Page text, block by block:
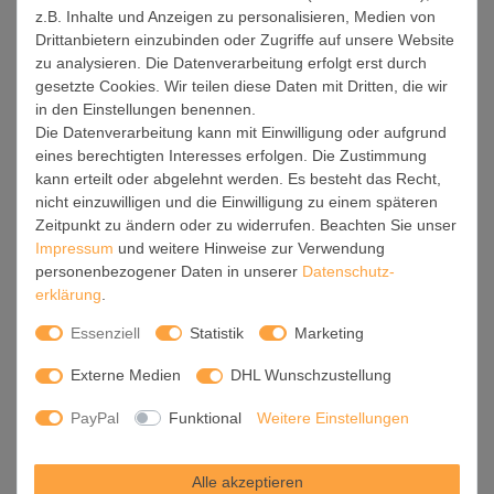
Der Aufbau Ihrer banjado Lichtdecke gestaltet sich
unkompliziert, dank einer verständlichen Anleitung, die Ihnen
Schritt für Schritt durch den Montageprozess hilft.
Für die endgültige Installation und den sicheren Anschluss
empfehlen wir die Hinzuziehung eines Fachmanns, um die
optimale Funktion und Sicherheit Ihrer Beleuchtung zu
gewährleisten.
Falls Sie einen Fachmann für die Installation benötigen, geben
Sie uns gern Bescheid, wir vermitteln Ihnen gern einen
geeigneten Ansprechpartner aus Ihrer Nähe.
Steuerung:
Steigern Sie Ihr Beleuchtungserlebnis mit der nahtlosen
SmartLife App, Alexa und Google Assistant wird Ihr
fungiert hierbei sozusagen als Fernbedienung.
z.B. Inhalte und Anzeigen zu personalisieren, Medien von
Drittanbietern einzubinden oder Zugriffe auf unsere Website
zu analysieren. Die Datenverarbeitung erfolgt erst durch
gesetzte Cookies. Wir teilen diese Daten mit Dritten, die wir
in den Einstellungen benennen.
Die Datenverarbeitung kann mit Einwilligung oder aufgrund
eines berechtigten Interesses erfolgen. Die Zustimmung
kann erteilt oder abgelehnt werden. Es besteht das Recht,
nicht einzuwilligen und die Einwilligung zu einem späteren
Zeitpunkt zu ändern oder zu widerrufen. Beachten Sie unser
Impressum und weitere Hinweise zur Verwendung
personenbezogener Daten in unserer Daten­schutz­
erklärung
Essenziell Statistik Marketing
Externe Medien DHL Wunschzustellung
PayPal Funktional Weitere Einstellungen
Alle akzeptieren